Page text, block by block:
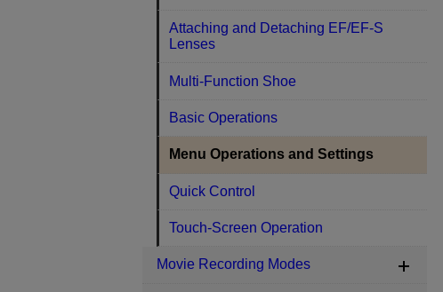
Attaching and Detaching EF/EF-S
Lenses
Multi-Function Shoe
Basic Operations
Menu Operations and Settings
Quick Control
Touch-Screen Operation
Movie Recording Modes